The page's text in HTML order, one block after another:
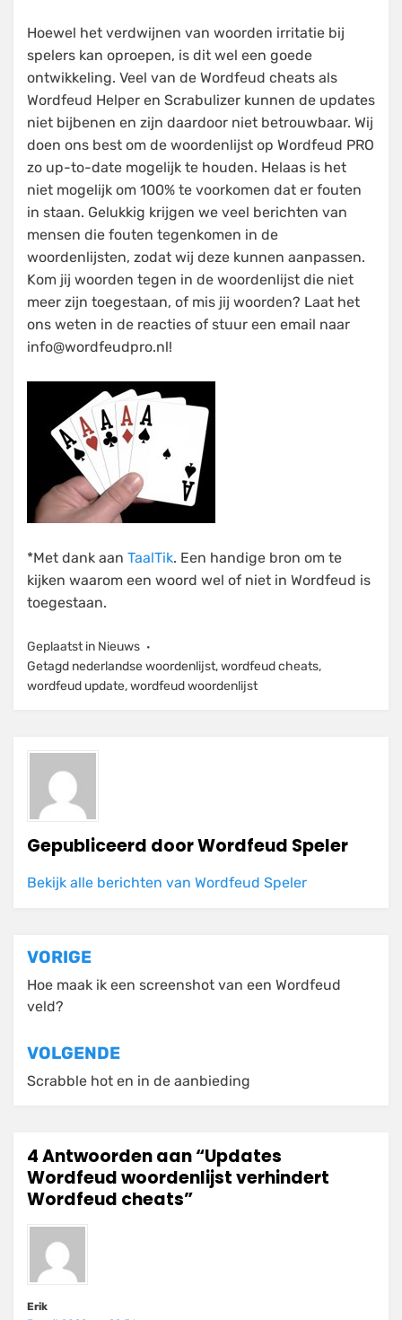
Hoewel het verdwijnen van woorden irritatie bij
spelers kan oproepen, is dit wel een goede
ontwikkeling. Veel van de Wordfeud cheats als
Wordfeud Helper en Scrabulizer kunnen de updates
niet bijbenen en zijn daardoor niet betrouwbaar. Wij
doen ons best om de woordenlijst op Wordfeud PRO
zo up-to-date mogelijk te houden. Helaas is het
niet mogelijk om 100% te voorkomen dat er fouten
in staan. Gelukkig krijgen we veel berichten van
mensen die fouten tegenkomen in de
woordenlijsten, zodat wij deze kunnen aanpassen.
Kom jij woorden tegen in de woordenlijst die niet
meer zijn toegestaan, of mis jij woorden? Laat het
ons weten in de reacties of stuur een email naar
info@wordfeudpro.nl!
*Met dank aan TaalTik. Een handige bron om te
kijken waarom een woord wel of niet in Wordfeud is
toegestaan.
Geplaatst in Nieuws
Getagd nederlandse woordenlijst,wordfeud cheats,
wordfeud update,wordfeud woordenlijst
Gepubliceerd doorWordfeud Speler
Bekijk alle berichten van Wordfeud Speler
Bericht
navigatie
VORIGE
Hoe maak ik een screenshot van een Wordfeud
veld?
VOLGENDE
Scrabble hot en in de aanbieding
4 Antwoorden aan “Updates
Wordfeud woordenlijst verhindert
Wordfeud cheats”
Erik